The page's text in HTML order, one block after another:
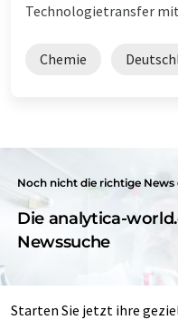
Technologietransfer mit
Chemie
Noch nicht die richtige News
Die analytica-
Newssuche
Starten Sie jetzt ihre